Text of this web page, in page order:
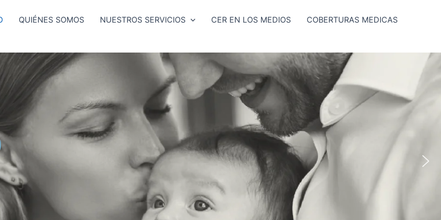
QUIÉNES SOMOS NUESTROS SERVICIOS CER EN LOS MEDIOS COBERTURAS MEDICAS